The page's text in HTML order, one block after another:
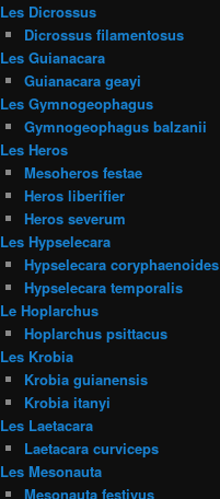
Les Dicrossus
Dicrossus filamentosus
Les Guianacara
Guianacara geayi
Les Gymnogeophagus
Gymnogeophagus balzanii
Les Heros
Mesoheros festae
Heros liberifier
Heros severum
Les Hypselecara
Hypselecara coryphaenoides
Hypselecara temporalis
Le Hoplarchus
Hoplarchus psittacus
Les Krobia
Krobia guianensis
Krobia itanyi
Les Laetacara
Laetacara curviceps
Les Mesonauta
Mesonauta festivus